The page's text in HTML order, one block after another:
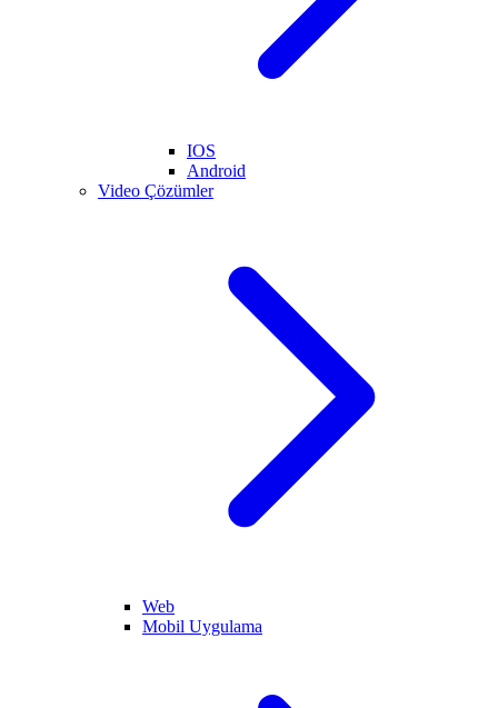
IOS
Android
Video Çözümler
Web
Mobil Uygulama